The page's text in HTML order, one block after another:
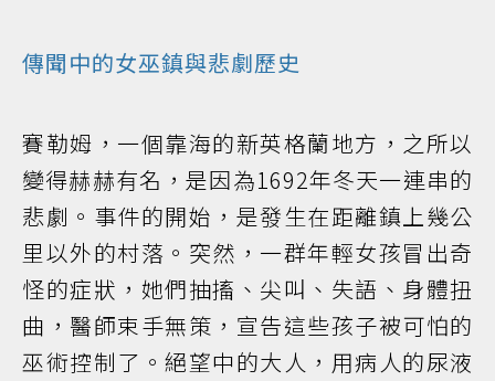
傳聞中的女巫鎮與悲劇歷史
賽勒姆，一個靠海的新英格蘭地方，之所以
變得赫赫有名，是因為1692年冬天一連串的
悲劇。事件的開始，是發生在距離鎮上幾公
里以外的村落。突然，一群年輕女孩冒出奇
怪的症狀，她們抽搐、尖叫、失語、身體扭
曲，醫師束手無策，宣告這些孩子被可怕的
巫術控制了。絕望中的大人，用病人的尿液